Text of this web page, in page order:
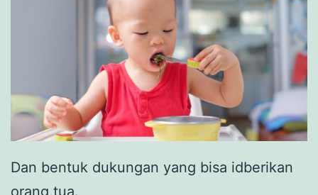
Dan bentuk dukungan yang bisa idberikan